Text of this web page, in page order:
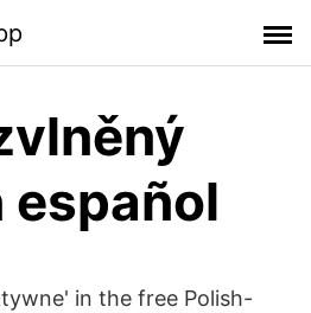
español
in the free Polish-